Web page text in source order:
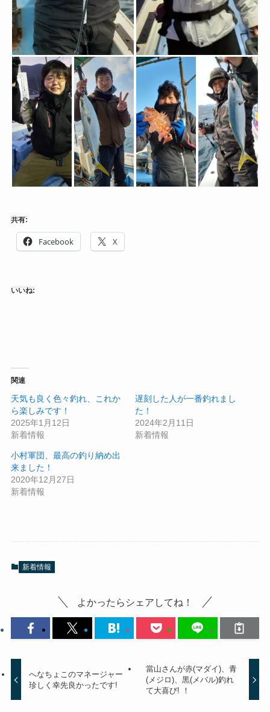
共有:
Facebook X
いいね:
関連
天気も良く色々釣れ、これか
ら楽しみです！
2025年1月12日
新着情報
遅刻した人が一番釣れまし
た！
2024年2月11日
新着情報
小村軍団、最高の釣り納め出
来ました！
2020年12月27日
新着情報
新着情報
よかったらシェアしてね！
へなちょこのマネージャー
珍しく幸先良かったです!
當山さんが赤(マダイ)、青
(メジロ)、黒(メバル)釣れ
て大喜び! ！